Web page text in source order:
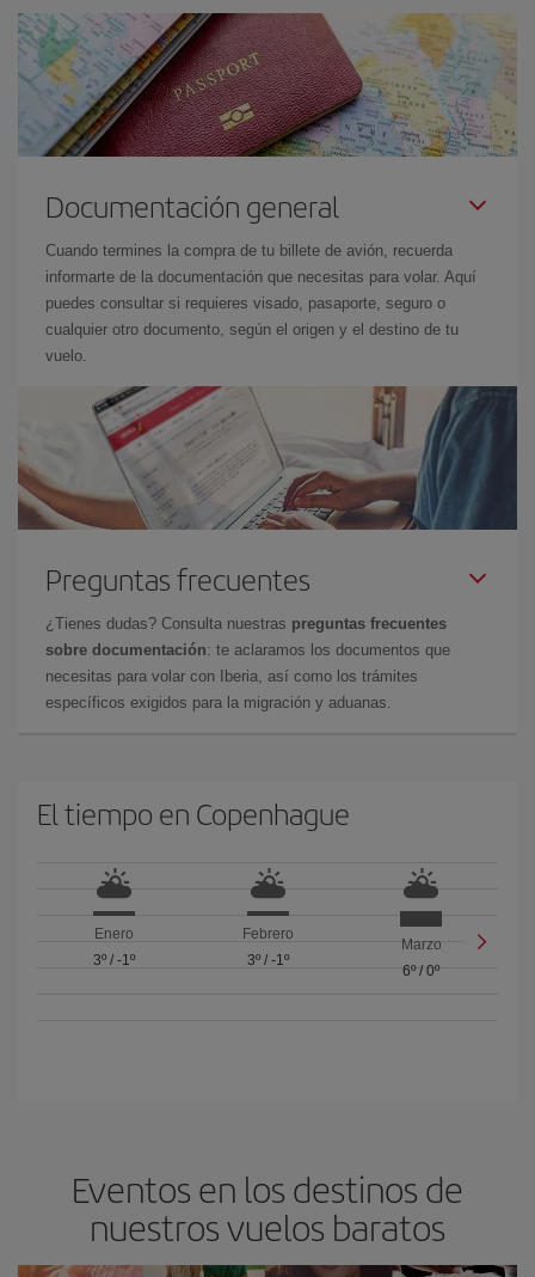
Documentación general
Cuando termines la compra de tu billete de avión, recuerda
informarte de la documentación que necesitas para volar. Aquí
puedes consultar si requieres visado, pasaporte, seguro o
cualquier otro documento, según el origen y el destino de tu
vuelo.
Preguntas frecuentes
¿Tienes dudas? Consulta nuestras preguntas frecuentes
sobre documentación: te aclaramos los documentos que
necesitas para volar con Iberia, así como los trámites
específicos exigidos para la migración y aduanas.
El tiempo en Copenhague
Enero
3º/ -1º
Febrero
3º/ -1º
Marzo
6º/0º
Eventos en los destinos de
nuestros vuelos baratos